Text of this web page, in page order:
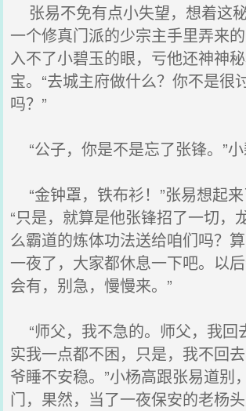
张易不免有点小失望，想着这
一个修真门派的少宗主手里弄来
入不了小碧玉的眼，亏他还神神
宝。“去城主府做什么？你不是很
吗？”
“公子，你是不是忘了张锋。”小
“金钟罩，铁布衫！”张易想起来
“只是，就算是他张锋招了一切，
么霸道的炼体功法送给咱们吗？
一夜了，大家都休息一下吧。以
会有，别急，慢慢来。”
“师父，我不急的。师父，我回
实我一点都不困，只是，我不回
爷睡不安稳。”小杨高跟张易道别
门，果然，当了一夜保安的老杨